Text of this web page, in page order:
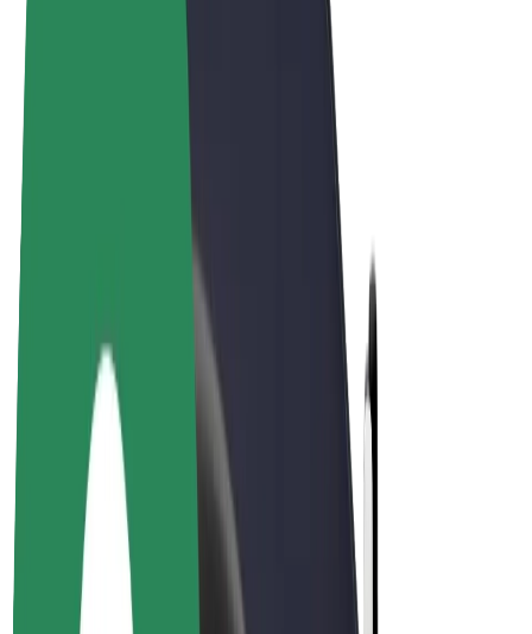
Bolt Pluss
Tjen med Bolt
Sjåfører
Sjåførinntekter
Leveringsbud
Inntekter for leveringsbud
Bolt Food-partnere